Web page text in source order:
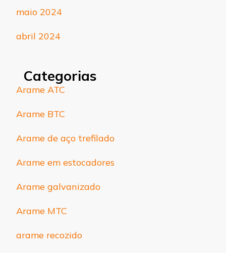
maio 2024
abril 2024
Categorias
Arame ATC
Arame BTC
Arame de aço trefilado
Arame em estocadores
Arame galvanizado
Arame MTC
arame recozido